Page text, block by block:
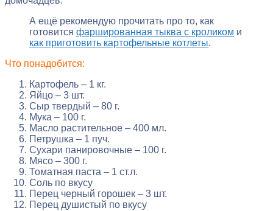
А ещё рекомендую прочитать про то, как
готовится фаршированная тыква с кроликом и
как приготовить картофельные котлеты.
Что понадобится:
Картофель – 1 кг.
Яйцо – 3 шт.
Сыр твердый – 80 г.
Мука – 100 г.
Масло растительное – 400 мл.
Петрушка – 1 пуч.
Сухари панировочные – 100 г.
Мясо – 300 г.
Томатная паста – 1 ст.л.
Соль по вкусу
Перец черный горошек – 3 шт.
Перец душистый по вкусу